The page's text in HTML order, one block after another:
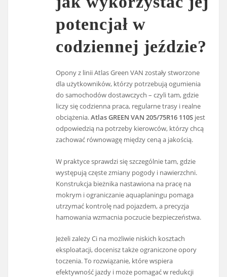
potencjał w
codziennej jeździe?
Opony z linii Atlas Green VAN zostały stworzone
dla użytkowników, którzy potrzebują ogumienia
do samochodów dostawczych – czyli tam, gdzie
liczy się codzienna praca, regularne trasy i realne
obciążenia.Atlas GREEN VAN 205/75R16 110S jest
odpowiedzią na potrzeby kierowców, którzy chcą
zachować równowagę między ceną a jakością.
W praktyce sprawdzi się szczególnie tam, gdzie
występują częste zmiany pogody i nawierzchni.
Konstrukcja bieżnika nastawiona na pracę na
mokrym i ograniczanie aquaplaningu pomaga
utrzymać kontrolę nad pojazdem, a precyzja
hamowania wzmacnia poczucie bezpieczeństwa.
Jeżeli zależy Ci na możliwie niskich kosztach
eksploatacji, docenisz także ograniczone opory
toczenia. To rozwiązanie, które wspiera
efektywność jazdy i może pomagać w redukcji